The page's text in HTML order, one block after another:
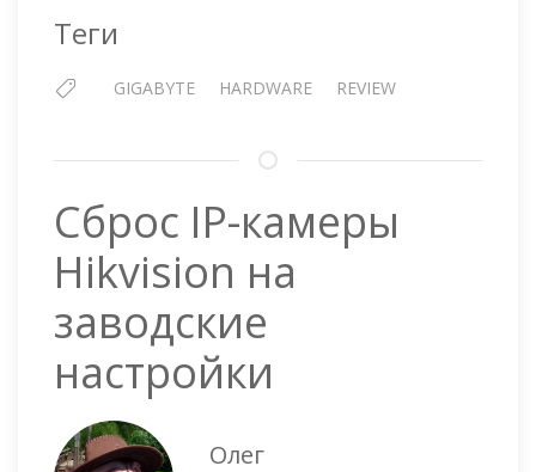
Теги
GIGABYTE HARDWARE REVIEW
Сброс IP-камеры
Hikvision на
заводские
настройки
Олег